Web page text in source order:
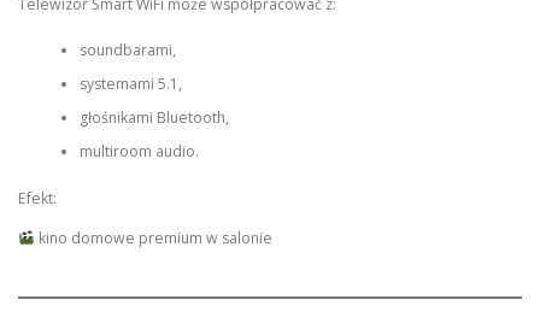
Telewizor Smart WiFi może współpracować z:
soundbarami,
systemami 5.1,
głośnikami Bluetooth,
multiroom audio.
Efekt:
kino domowe premium w salonie